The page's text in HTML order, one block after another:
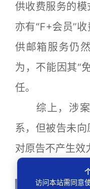
供收费服务的
亦有“F+会员”
供邮箱服务仍
为，不能因其“
任。
综上，涉案
系，但被告未
对原告不产生效
访问本站需同意